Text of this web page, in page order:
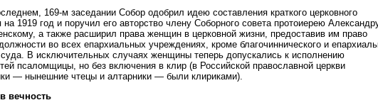
169-м заседании Собор одобрил идею составления краткого церковного
на 1919 год и поручил его авторство члену Соборного совета протоиерею
а также расширил права женщин в церковной жизни, предоставив им право
во всех епархиальных учреждениях, кроме благочиннического и
суда. В исключительных случаях женщины теперь допускались к исполнению
псаломщицы, но без включения в клир (в Российской православной церкви
— нынешние чтецы и алтарники — были клириками).
вечность